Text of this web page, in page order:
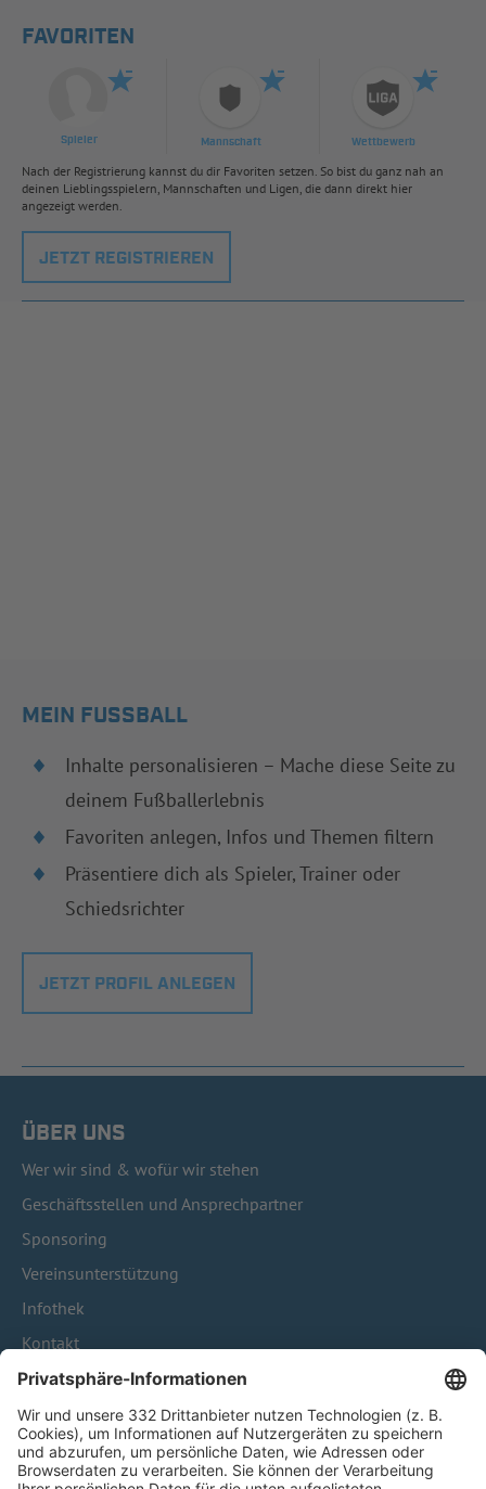
FAVORITEN
Spieler Mannschaft Wettbewerb
Nach der Registrierung kannst du dir Favoriten setzen. So bist du ganz nah an
deinen Lieblingsspielern, Mannschaften und Ligen, die dann direkt hier
angezeigt werden.
JETZT REGISTRIEREN
MEIN FUSSBALL
Inhalte personalisieren – Mache diese Seite zu
deinem Fußballerlebnis
Favoriten anlegen, Infos und Themen filtern
Präsentiere dich als Spieler, Trainer oder
Schiedsrichter
JETZT PROFIL ANLEGEN
ÜBER UNS
Wer wir sind & wofür wir stehen
Geschäftsstellen und Ansprechpartner
Sponsoring
Vereinsunterstützung
Infothek
Kontakt
HÄUFIG BESUCHTE SEITEN
Pässe und Vereinswechsel
Trainerausbildung